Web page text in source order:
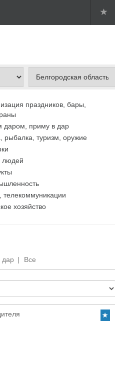
праздников, бары,
даром, приму в дар
рыбалка, туризм, оружие
людей
телекоммуникации
хозяйство
дар | Все